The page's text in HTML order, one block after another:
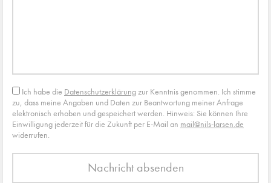
Ich habe die Datenschutzerklärungzur Kenntnis genommen. Ich stimme
zu, dass meine Angaben und Daten zur Beantwortung meiner Anfrage
elektronisch erhoben und gespeichert werden. Hinweis: Sie können Ihre
Einwilligung jederzeit für die Zukunft per E-Mail an mail@nils-larsen.de
widerrufen.
Alternative: